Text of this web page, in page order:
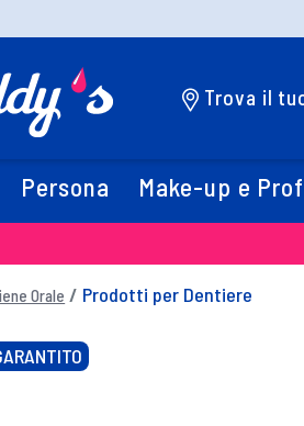
Trova il
Persona Make-up e
Orale Prodotti per Dentiere